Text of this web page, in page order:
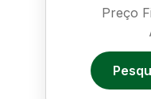
Preço